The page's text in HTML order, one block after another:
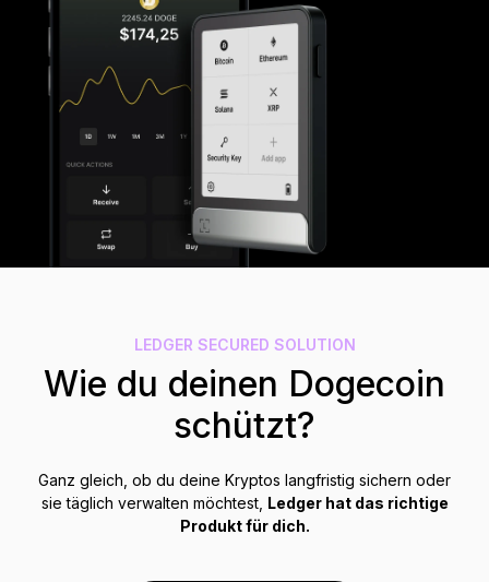
Paket-Angebote
Wiederherstellungslösungen
Limitierte Editionen
Alle Produkte anzeigen
Ledger-Signer vergleichen
LEDGER SECURED SOLUTION
Wie du deinen Dogecoin
schützt?
Ganz gleich, ob du deine Kryptos langfristig sichern oder
sie täglich verwalten möchtest, Ledger hat das richtige
Produkt für dich.